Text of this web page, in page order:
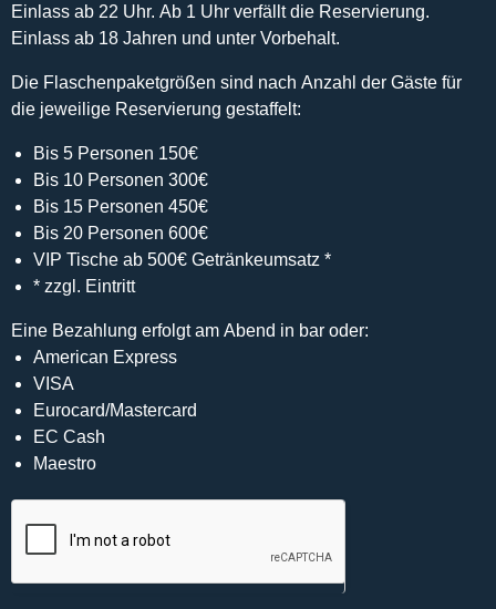
Einlass ab 22 Uhr. Ab 1 Uhr verfällt die Reservierung.
Einlass ab 18 Jahren und unter Vorbehalt.
Die Flaschenpaketgrößen sind nach Anzahl der Gäste für
die jeweilige Reservierung gestaffelt:
Bis 5 Personen 150€
Bis 10 Personen 300€
Bis 15 Personen 450€
Bis 20 Personen 600€
VIP Tische ab 500€ Getränkeumsatz *
* zzgl. Eintritt
Eine Bezahlung erfolgt am Abend in bar oder:
American Express
VISA
Eurocard/Mastercard
EC Cash
Maestro